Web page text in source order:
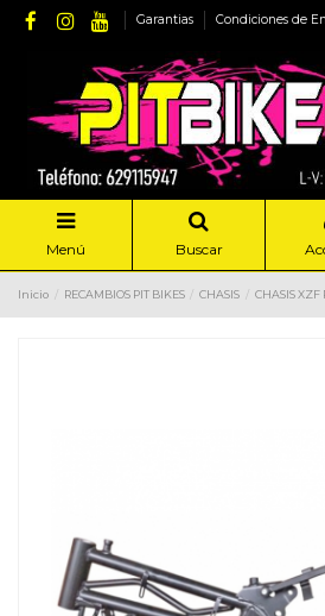
Garantias Condiciones de
Menú Buscar
Inicio RECAMBIOS PIT BIKES CHASIS CHASIS XZF